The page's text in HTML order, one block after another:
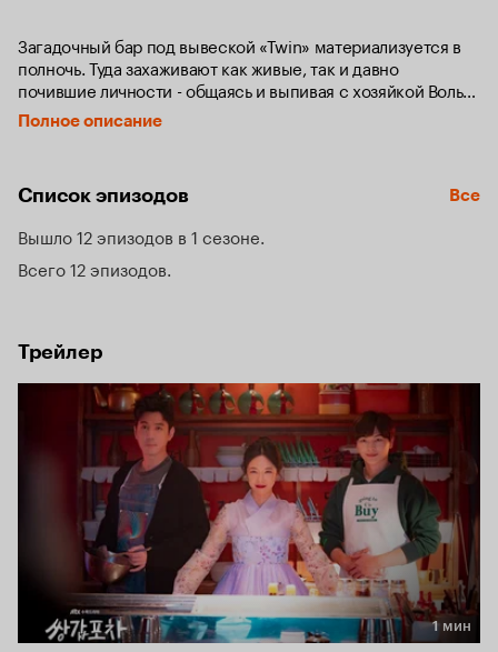
Загадочный бар под вывеской «Twin» материализуется в
полночь. Туда захаживают как живые, так и давно
почившие личности - общаясь и выпивая с хозяйкой Воль-
джу, они залечивают свои душевные раны.
Полное описание
Список эпизодов Все
Вышло 12 эпизодов в 1 сезоне
Всего 12 эпизодов
Трейлер
Длительность 1 мин
1 мин